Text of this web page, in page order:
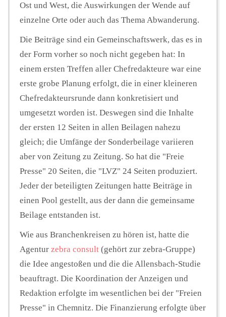
Ost und West, die Auswirkungen der Wende auf
einzelne Orte oder auch das Thema Abwanderung.
Die Beiträge sind ein Gemeinschaftswerk, das es in
der Form vorher so noch nicht gegeben hat: In
einem ersten Treffen aller Chefredakteure war eine
erste grobe Planung erfolgt, die in einer kleineren
Chefredakteursrunde dann konkretisiert und
umgesetzt worden ist. Deswegen sind die Inhalte
der ersten 12 Seiten in allen Beilagen nahezu
gleich; die Umfänge der Sonderbeilage variieren
aber von Zeitung zu Zeitung. So hat die "Freie
Presse" 20 Seiten, die "LVZ" 24 Seiten produziert.
Jeder der beteiligten Zeitungen hatte Beiträge in
einen Pool gestellt, aus der dann die gemeinsame
Beilage entstanden ist.
Wie aus Branchenkreisen zu hören ist, hatte die
Agentur zebra consult (gehört zur zebra-Gruppe)
die Idee angestoßen und die die Allensbach-Studie
beauftragt. Die Koordination der Anzeigen und
Redaktion erfolgte im wesentlichen bei der "Freien
Presse" in Chemnitz. Die Finanzierung erfolgte über